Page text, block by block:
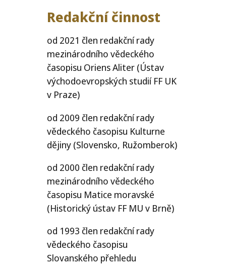
Redakční činnost
od 2021 člen redakční rady
mezinárodního vědeckého
časopisu Oriens Aliter (Ústav
východoevropských studií FF UK
v Praze)
od 2009 člen redakční rady
vědeckého časopisu Kulturne
dějiny (Slovensko, Ružomberok)
od 2000 člen redakční rady
mezinárodního vědeckého
časopisu Matice moravské
(Historický ústav FF MU v Brně)
od 1993 člen redakční rady
vědeckého časopisu
Slovanského přehledu